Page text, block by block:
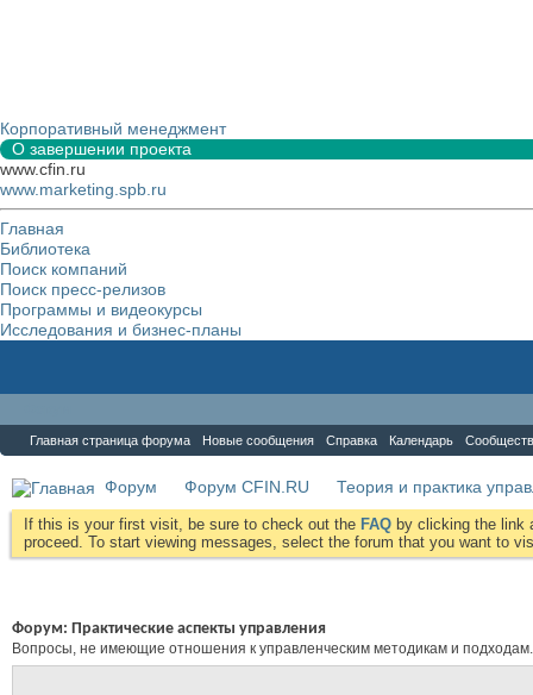
Корпоративный менеджмент
О завершении проекта
www.cfin.ru
www.marketing.spb.ru
Главная
Библиотека
Поиск компаний
Поиск пресс-релизов
Программы и видеокурсы
Исследования и бизнес-планы
Главная страница форума Новые сообщения Справка Календарь
Форум Форум CFIN.RU Теория и практика
If this is your first visit, be sure to check out the FAQ by clicking the link
proceed. To start viewing messages, select the forum that you want to
Форум: Практические аспекты управления
Вопросы, не имеющие отношения к управленческим методикам и подходам.